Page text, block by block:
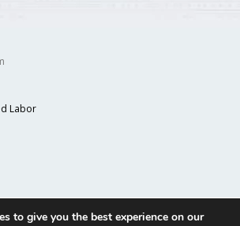
Labor
to give you the best experience on our